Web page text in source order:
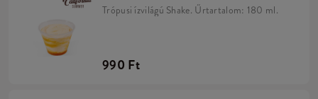
Trópusi ízvilágú Shake. Űrtartalom: 180 ml.
990 Ft